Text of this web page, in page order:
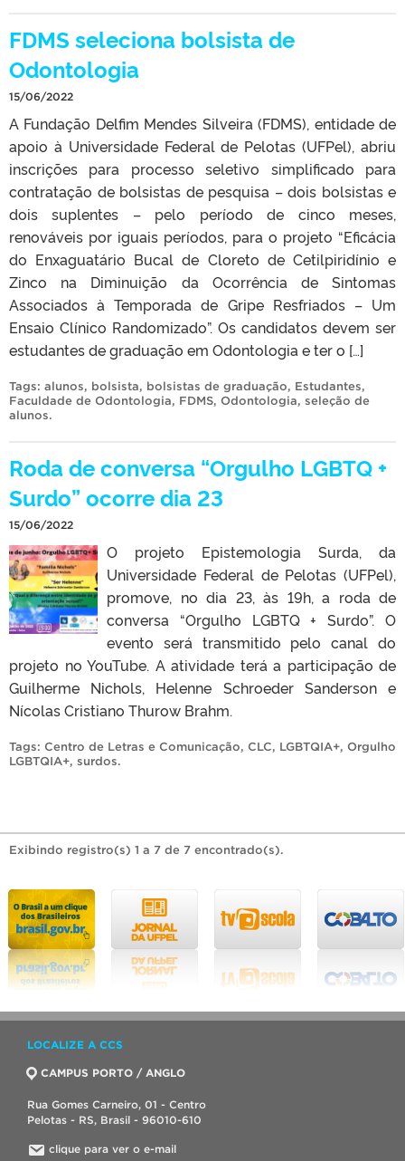
FDMS seleciona bolsista de
Odontologia
15/06/2022
A Fundação Delfim Mendes Silveira (FDMS), entidade de
apoio à Universidade Federal de Pelotas (UFPel), abriu
inscrições para processo seletivo simplificado para
contratação de bolsistas de pesquisa – dois bolsistas e
dois suplentes – pelo período de cinco meses,
renováveis por iguais períodos, para o projeto “Eficácia
do Enxaguatário Bucal de Cloreto de Cetilpiridínio e
Zinco na Diminuição da Ocorrência de Sintomas
Associados à Temporada de Gripe Resfriados – Um
Ensaio Clínico Randomizado”. Os candidatos devem ser
estudantes de graduação em Odontologia e ter o […]
Tags: alunos, bolsista, bolsistas de graduação, Estudantes,
Faculdade de Odontologia, FDMS, Odontologia, seleção de
alunos.
Roda de conversa “Orgulho LGBTQ +
Surdo” ocorre dia 23
15/06/2022
O projeto Epistemologia Surda, da
Universidade Federal de Pelotas (UFPel),
promove, no dia 23, às 19h, a roda de
conversa “Orgulho LGBTQ + Surdo”. O
evento será transmitido pelo canal do
projeto no YouTube. A atividade terá a participação de
Guilherme Nichols, Helenne Schroeder Sanderson e
Nícolas Cristiano Thurow Brahm.
Tags: Centro de Letras e Comunicação, CLC, LGBTQIA+, Orgulho
LGBTQIA+, surdos.
Exibindo registro(s) 1 a 7 de 7 encontrado(s).
LOCALIZE A CCS
CAMPUS PORTO / ANGLO
Rua Gomes Carneiro, 01 - Centro
Pelotas - RS, Brasil - 96010-610
clique para ver o e-mail